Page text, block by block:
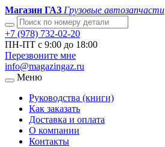
Магазин ГАЗ Грузовые автозапчасти
+7 (978) 732-02-20
ПН-ПТ с 9:00 до 18:00
Перезвоните мне
info@magazingaz.ru
Меню
Руководства (книги)
Как заказать
Доставка и оплата
О компании
Контакты